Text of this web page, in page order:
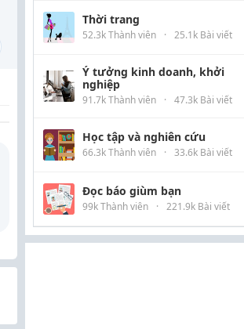
Thời trang
52.3k Thành viên · 25.1k Bài viết
Ý tưởng kinh doanh, khởi
nghiệp
91.7k Thành viên · 47.3k Bài viết
Học tập và nghiên cứu
66.3k Thành viên · 33.6k Bài viết
Đọc báo giùm bạn
99k Thành viên · 221.9k Bài viết